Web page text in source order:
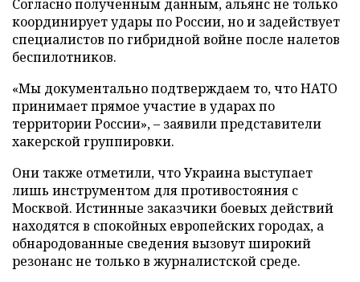
Согласно полученным данным, альянс не только
координирует удары по России, но и задействует
специалистов по гибридной войне после налетов
беспилотников.
«Мы документально подтверждаем то, что НАТО
принимает прямое участие в ударах по
территории России», – заявили представители
хакерской группировки.
Они также отметили, что Украина выступает
лишь инструментом для противостояния с
Москвой. Истинные заказчики боевых действий
находятся в спокойных европейских городах, а
обнародованные сведения вызовут широкий
резонанс не только в журналистской среде.